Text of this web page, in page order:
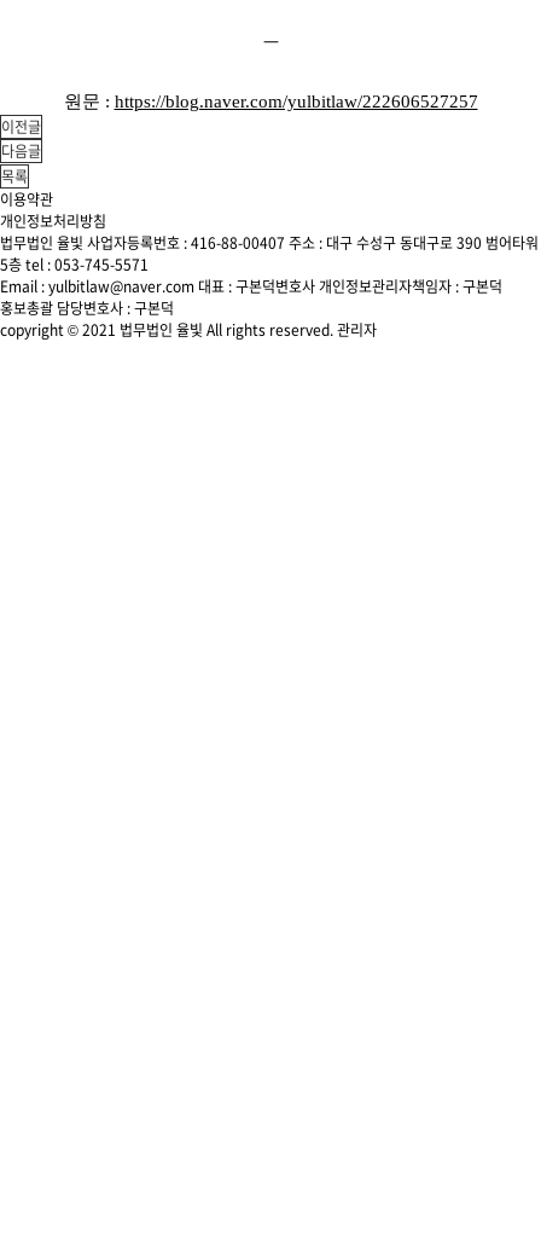
ㅡ
원문 : https://blog.naver.com/yulbitlaw/222606527257
이전글
다음글
목록
이용약관
개인정보처리방침
법무법인 율빛 사업자등록번호 : 416-88-00407 주소 : 대구 수성구 동대구로 390 범어타워
5층tel : 053-745-5571
Email : yulbitlaw@naver.com 대표 : 구본덕변호사개인정보관리자책임자 : 구본덕
홍보총괄 담당변호사 : 구본덕
copyright © 2021 법무법인 율빛 All rights reserved.관리자